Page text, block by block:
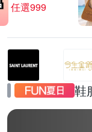
任選999
鞋